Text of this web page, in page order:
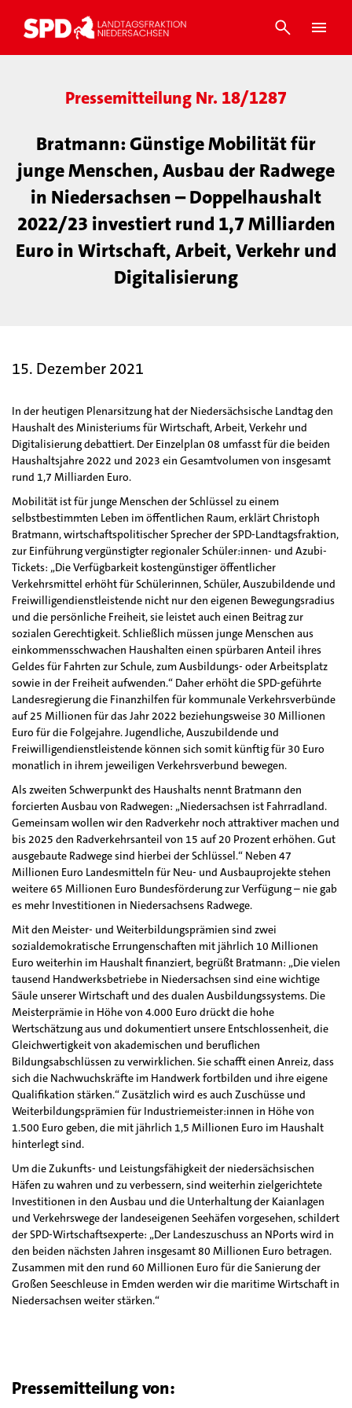
Pressemitteilung Nr. 18/1287
Bratmann: Günstige Mobilität für
junge Menschen, Ausbau der Radwege
in Niedersachsen – Doppelhaushalt
2022/23 investiert rund 1,7 Milliarden
Euro in Wirtschaft, Arbeit, Verkehr und
Digitalisierung
15. Dezember 2021
In der heutigen Plenarsitzung hat der Niedersächsische Landtag den
Haushalt des Ministeriums für Wirtschaft, Arbeit, Verkehr und
Digitalisierung debattiert. Der Einzelplan 08 umfasst für die beiden
Haushaltsjahre 2022 und 2023 ein Gesamtvolumen von insgesamt
rund 1,7 Milliarden Euro.
Mobilität ist für junge Menschen der Schlüssel zu einem
selbstbestimmten Leben im öffentlichen Raum, erklärt Christoph
Bratmann, wirtschaftspolitischer Sprecher der SPD-Landtagsfraktion,
zur Einführung vergünstigter regionaler Schüler:innen- und Azubi-
Tickets: „Die Verfügbarkeit kostengünstiger öffentlicher
Verkehrsmittel erhöht für Schülerinnen, Schüler, Auszubildende und
Freiwilligendienstleistende nicht nur den eigenen Bewegungsradius
und die persönliche Freiheit, sie leistet auch einen Beitrag zur
sozialen Gerechtigkeit. Schließlich müssen junge Menschen aus
einkommensschwachen Haushalten einen spürbaren Anteil ihres
Geldes für Fahrten zur Schule, zum Ausbildungs- oder Arbeitsplatz
sowie in der Freiheit aufwenden.“ Daher erhöht die SPD-geführte
Landesregierung die Finanzhilfen für kommunale Verkehrsverbünde
auf 25 Millionen für das Jahr 2022 beziehungsweise 30 Millionen
Euro für die Folgejahre. Jugendliche, Auszubildende und
Freiwilligendienstleistende können sich somit künftig für 30 Euro
monatlich in ihrem jeweiligen Verkehrsverbund bewegen.
Als zweiten Schwerpunkt des Haushalts nennt Bratmann den
forcierten Ausbau von Radwegen: „Niedersachsen ist Fahrradland.
Gemeinsam wollen wir den Radverkehr noch attraktiver machen und
bis 2025 den Radverkehrsanteil von 15 auf 20 Prozent erhöhen. Gut
ausgebaute Radwege sind hierbei der Schlüssel.“ Neben 47
Millionen Euro Landesmitteln für Neu- und Ausbauprojekte stehen
weitere 65 Millionen Euro Bundesförderung zur Verfügung – nie gab
es mehr Investitionen in Niedersachsens Radwege.
Mit den Meister- und Weiterbildungsprämien sind zwei
sozialdemokratische Errungenschaften mit jährlich 10 Millionen
Euro weiterhin im Haushalt finanziert, begrüßt Bratmann: „Die vielen
tausend Handwerksbetriebe in Niedersachsen sind eine wichtige
Säule unserer Wirtschaft und des dualen Ausbildungssystems. Die
Meisterprämie in Höhe von 4.000 Euro drückt die hohe
Wertschätzung aus und dokumentiert unsere Entschlossenheit, die
Gleichwertigkeit von akademischen und beruflichen
Bildungsabschlüssen zu verwirklichen. Sie schafft einen Anreiz, dass
sich die Nachwuchskräfte im Handwerk fortbilden und ihre eigene
Qualifikation stärken.“ Zusätzlich wird es auch Zuschüsse und
Weiterbildungsprämien für Industriemeister:innen in Höhe von
1.500 Euro geben, die mit jährlich 1,5 Millionen Euro im Haushalt
hinterlegt sind.
Um die Zukunfts- und Leistungsfähigkeit der niedersächsischen
Häfen zu wahren und zu verbessern, sind weiterhin zielgerichtete
Investitionen in den Ausbau und die Unterhaltung der Kaianlagen
und Verkehrswege der landeseigenen Seehäfen vorgesehen, schildert
der SPD-Wirtschaftsexperte: „Der Landeszuschuss an NPorts wird in
den beiden nächsten Jahren insgesamt 80 Millionen Euro betragen.
Zusammen mit den rund 60 Millionen Euro für die Sanierung der
Großen Seeschleuse in Emden werden wir die maritime Wirtschaft in
Niedersachsen weiter stärken.“
Pressemitteilung von: